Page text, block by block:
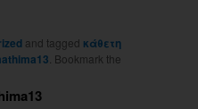
and tagged κάθετη
. Bookmark the